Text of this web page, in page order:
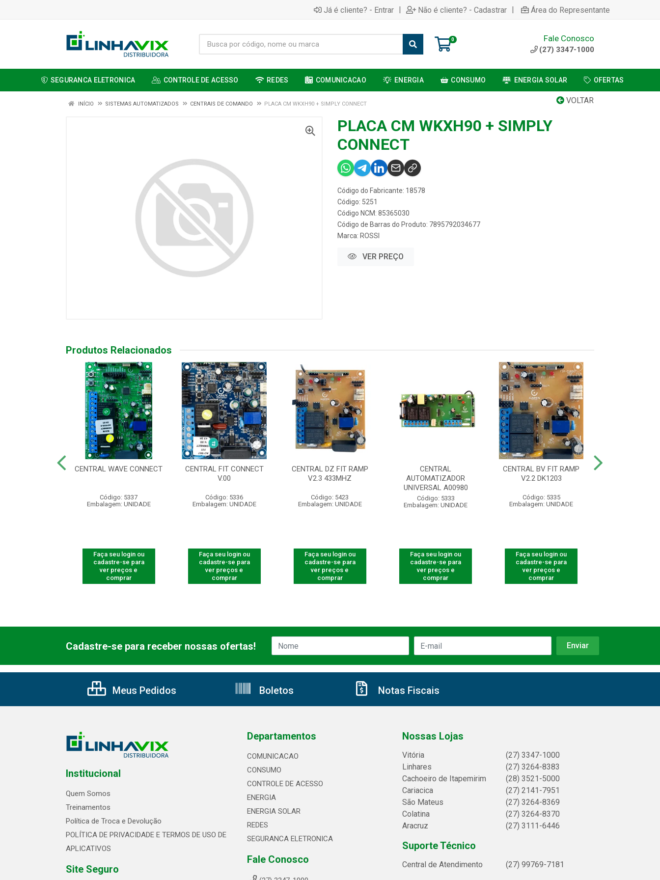
Já é cliente? - Entrar | Não é cliente? - Cadastrar | Área do Representante
0 Fale Conosco
(27) 3347-1000
SEGURANCA ELETRONICA CONTROLE DE ACESSO REDES COMUNICACAO ENERGIA CONSUMO ENERGIA SOLAR OFERTAS
VOLTAR
INÍCIO SISTEMAS AUTOMATIZADOS CENTRAIS DE COMANDO PLACA CM WKXH90 + SIMPLY CONNECT
PLACA CM WKXH90 + SIMPLY
CONNECT
Código do Fabricante: 18578
Código: 5251
Código NCM: 85365030
Código de Barras do Produto: 7895792034677
Marca: ROSSI
VER PREÇO
Produtos Relacionados
CENTRAL WAVE CONNECT
Código: 5337
Embalagem: UNIDADE
Faça seu login ou
cadastre-se para
ver preços e
comprar
CENTRAL FIT CONNECT
V.00
Código: 5336
Embalagem: UNIDADE
Faça seu login ou
cadastre-se para
ver preços e
comprar
CENTRAL DZ FIT RAMP
V2.3 433MHZ
Código: 5423
Embalagem: UNIDADE
Faça seu login ou
cadastre-se para
ver preços e
comprar
CENTRAL
AUTOMATIZADOR
UNIVERSAL A00980
Código: 5333
Embalagem: UNIDADE
Faça seu login ou
cadastre-se para
ver preços e
comprar
CENTRAL BV FIT RAMP
V2.2 DK1203
Código: 5335
Embalagem: UNIDADE
Faça seu login ou
cadastre-se para
ver preços e
comprar
Cadastre-se para receber nossas ofertas!
Meus Pedidos Boletos Notas Fiscais
Institucional
Quem Somos
Treinamentos
Política de Troca e Devolução
POLÍTICA DE PRIVACIDADE E TERMOS DE USO DE
APLICATIVOS
Site Seguro
Departamentos
COMUNICACAO
CONSUMO
CONTROLE DE ACESSO
ENERGIA
ENERGIA SOLAR
REDES
SEGURANCA ELETRONICA
Fale Conosco
Nossas Lojas
Vitória
(27) 3347-1000
Linhares
(27) 3264-8383
Cachoeiro de Itapemirim
(28) 3521-5000
Cariacica
(27) 2141-7951
São Mateus
(27) 3264-8369
Colatina
(27) 3264-8370
Aracruz
(27) 3111-6446
Suporte Técnico
Central de Atendimento (27) 99769-7181